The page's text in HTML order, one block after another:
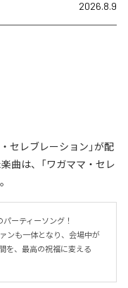
2026.8.9
セレブレーション」が配
曲は、「ワガママ・セレ
ーティーソング！
ンも一体となり、会場中が
を、最高の祝福に変える